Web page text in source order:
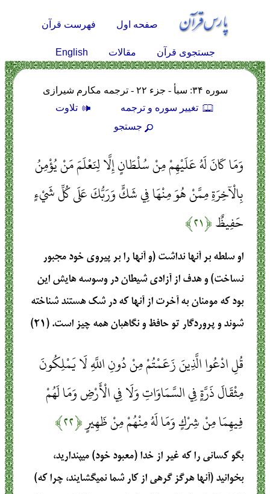
صفحه اول فهرست قرآن
جستجوی قرآن مقالات English
سوره ۳۴: سبأ - جزء ۲۲ - ترجمه مکارم شیرازی
تغيير سوره و ترجمه
تلاوت
جستجو
وَمَا كَانَ لَهُ عَلَيْهِمْ مِنْ سُلْطَانٍ إِلَّا لِنَعْلَمَ مَنْ يُؤْمِنُ
بِالْآخِرَةِ مِمَّنْ هُوَ مِنْهَا فِي شَكٍّ وَرَبُّكَ عَلَى كُلِّ شَيْءٍ
حَفِيظٌ﴿۲۱﴾
او سلطه بر آنها نداشت (و آنها را بر پيروي خود مجبور
نساخت) و هدف از آزادي شيطان در وسوسه‏ هايش اين
بود كه مومنان به آخرت از آنها كه در شك هستند شناخته
شوند و پروردگار تو حافظ و نگاهبان همه چيز است. (۲۱)
قُلِ ادْعُوا الَّذِينَ زَعَمْتُمْ مِنْ دُونِ اللَّهِ لَا يَمْلِكُونَ
مِثْقَالَ ذَرَّةٍ فِي السَّمَاوَاتِ وَلَا فِي الْأَرْضِ وَمَا لَهُمْ
فِيهِمَا مِنْ شِرْكٍ وَمَا لَهُ مِنْهُمْ مِنْ ظَهِيرٍ﴿۲۲﴾
بگو كساني را كه غير از خدا (معبود خود) مي‏پنداريد،
بخوانيد (آنها هرگز گرهي از كار شما نمي‏گشايند، چرا كه)